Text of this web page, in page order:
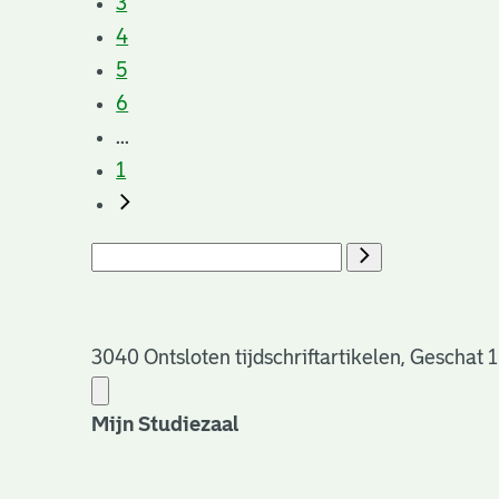
4
5
6
...
1
3040 Ontsloten tijdschriftartikelen, Geschat
Mijn Studiezaal